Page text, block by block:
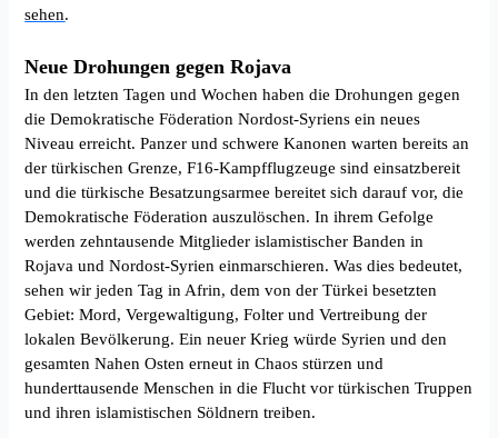
sehen.
Neue Drohungen gegen Rojava
In den letzten Tagen und Wochen haben die Drohungen gegen
die Demokratische Föderation Nordost-Syriens ein neues
Niveau erreicht. Panzer und schwere Kanonen warten bereits an
der türkischen Grenze, F16-Kampfflugzeuge sind einsatzbereit
und die türkische Besatzungsarmee bereitet sich darauf vor, die
Demokratische Föderation auszulöschen. In ihrem Gefolge
werden zehntausende Mitglieder islamistischer Banden in
Rojava und Nordost-Syrien einmarschieren. Was dies bedeutet,
sehen wir jeden Tag in Afrin, dem von der Türkei besetzten
Gebiet: Mord, Vergewaltigung, Folter und Vertreibung der
lokalen Bevölkerung. Ein neuer Krieg würde Syrien und den
gesamten Nahen Osten erneut in Chaos stürzen und
hunderttausende Menschen in die Flucht vor türkischen Truppen
und ihren islamistischen Söldnern treiben.